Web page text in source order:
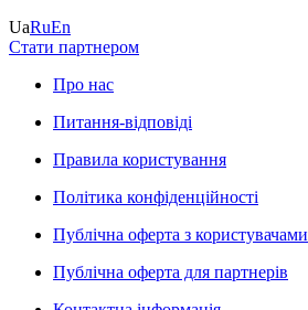
UaRuEn
Стати партнером
Про нас
Питання-відповіді
Правила користування
Політика конфіденційності
Публічна оферта з користувачами
Публічна оферта для партнерів